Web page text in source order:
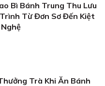
Bì Bánh Trung Thu Lưu
Từ Đơn Sơ Đến Kiệt
Trà Khi Ăn Bánh